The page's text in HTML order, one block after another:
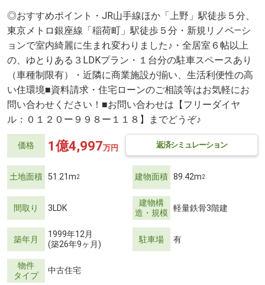
◎おすすめポイント・JR山手線ほか「上野」駅徒歩５分、
東京メトロ銀座線「稲荷町」駅徒歩５分・新規リノベ―シ
ョンで室内綺麗に生まれ変わりました♪・全居室６帖以上
の、ゆとりある３LDKプラン・１台分の駐車スペースあり
（車種制限有）・近隣に商業施設が揃い、生活利便性の高
い住環境■資料請求・住宅ローンのご相談等はお気軽にお
問い合わせください！■お問い合わせは【フリーダイヤ
ル：０１２０ー９９８ー１１８】までどうぞ♪
価格 返済シミュレーション
1億4,997万円
土地面積 51.21m2 建物面積 89.42m2
間取り 3LDK
建物構
造・規模 軽量鉄骨3階建
築年月
1999年12月
(築26年9ヶ月)
駐車場 有
物件
タイプ
中古住宅